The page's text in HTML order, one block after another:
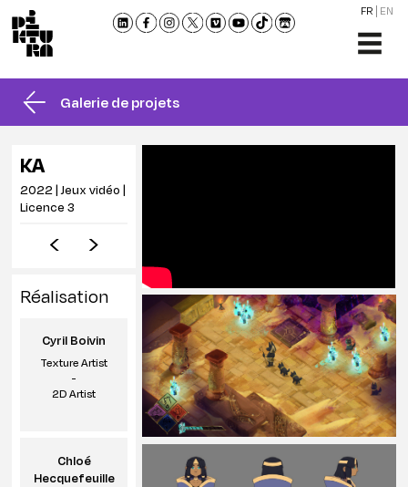
FR EN
Galerie de projets
KA
2022 | Jeux vidéo |
Licence 3
Réalisation
Cyril Boivin
Texture Artist
-
2D Artist
Chloé
Hecquefeuille